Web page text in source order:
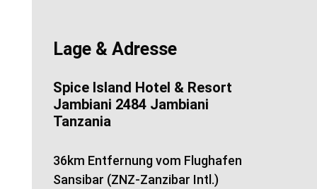
Lage & Adresse
Spice Island Hotel & Resort
Jambiani 2484 Jambiani
Tanzania
36km Entfernung vom Flughafen
Sansibar (ZNZ-Zanzibar Intl.)